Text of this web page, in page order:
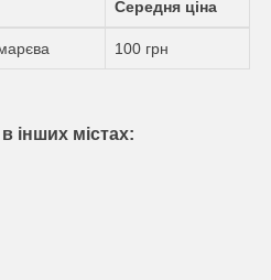
Середня ціна
100 грн
інших містах: